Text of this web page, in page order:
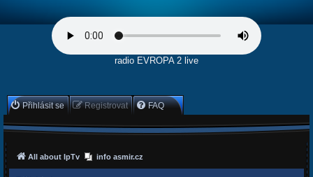
radio EVROPA 2 live
Přihlásit se Registrovat FAQ
All about IpTv info asmir.cz